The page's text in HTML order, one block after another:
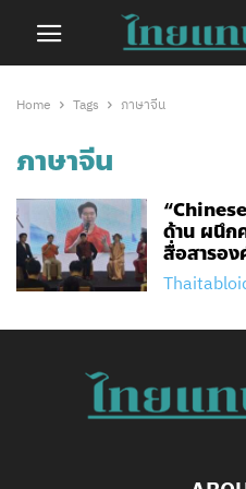
Home Tags ภาษาจีน
ภาษาจีน
ด้าน ผนึก
สื่อสารอ